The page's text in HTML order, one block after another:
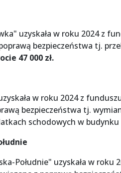
uzyskała w roku 2024 z
bezpieczeństwa tj.
47 000 zł.
w roku 2024 z
bezpieczeństwa tj.
schodowych w
Południe" uzyskała w roku